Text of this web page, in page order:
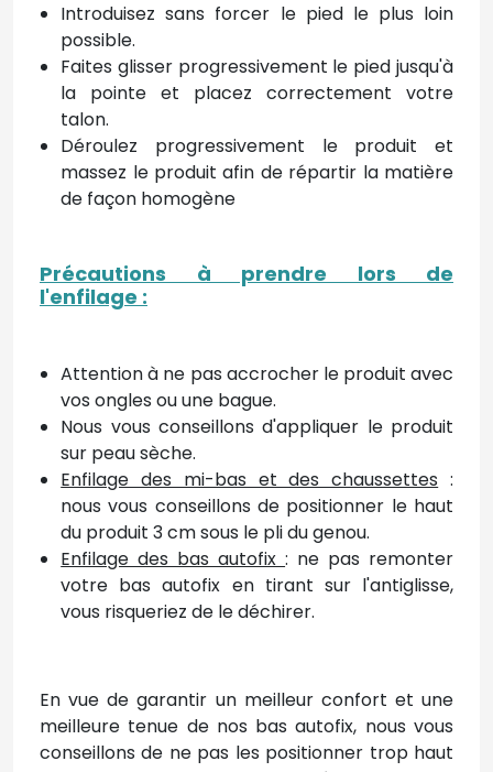
Introduisez sans forcer le pied le plus loin
possible.
Faites glisser progressivement le pied jusqu'à
la pointe et placez correctement votre
talon.
Déroulez progressivement le produit et
massez le produit afin de répartir la matière
de façon homogène
Précautions à prendre lors de
l'enfilage :
Attention à ne pas accrocher le produit avec
vos ongles ou une bague.
Nous vous conseillons d'appliquer le produit
sur peau sèche.
Enfilage des mi-bas et des chaussettes :
nous vous conseillons de positionner le haut
du produit 3 cm sous le pli du genou.
Enfilage des bas autofix: ne pas remonter
votre bas autofix en tirant sur l'antiglisse,
vous risqueriez de le déchirer.
En vue de garantir un meilleur confort et une
meilleure tenue de nos bas autofix, nous vous
conseillons de ne pas les positionner trop haut